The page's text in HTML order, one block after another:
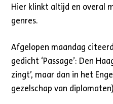
Hier klinkt altijd en overal
genres.
Afgelopen maandag
gedicht ‘Passage’: Den
zingt’, maar dan in het
gezelschap van